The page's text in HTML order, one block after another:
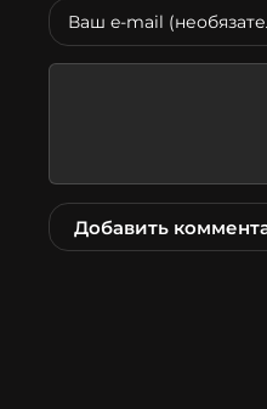
Добавить